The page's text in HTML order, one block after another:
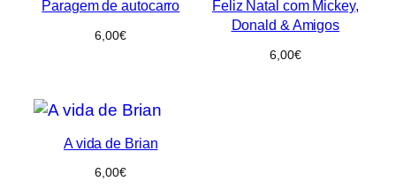
Paragem de autocarro
6,00€
Feliz Natal com Mickey,
Donald & Amigos
6,00€
A vida de Brian
6,00€